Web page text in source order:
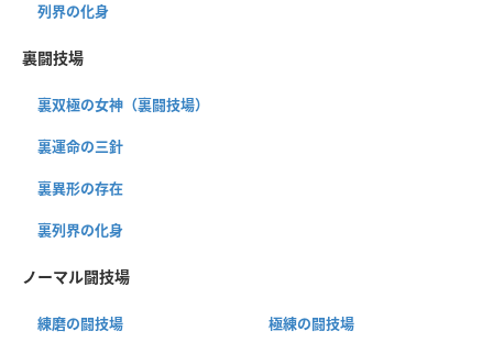
列界の化身
裏闘技場
裏双極の女神（裏闘技場）
裏運命の三針
裏異形の存在
裏列界の化身
ノーマル闘技場
練磨の闘技場 極練の闘技場